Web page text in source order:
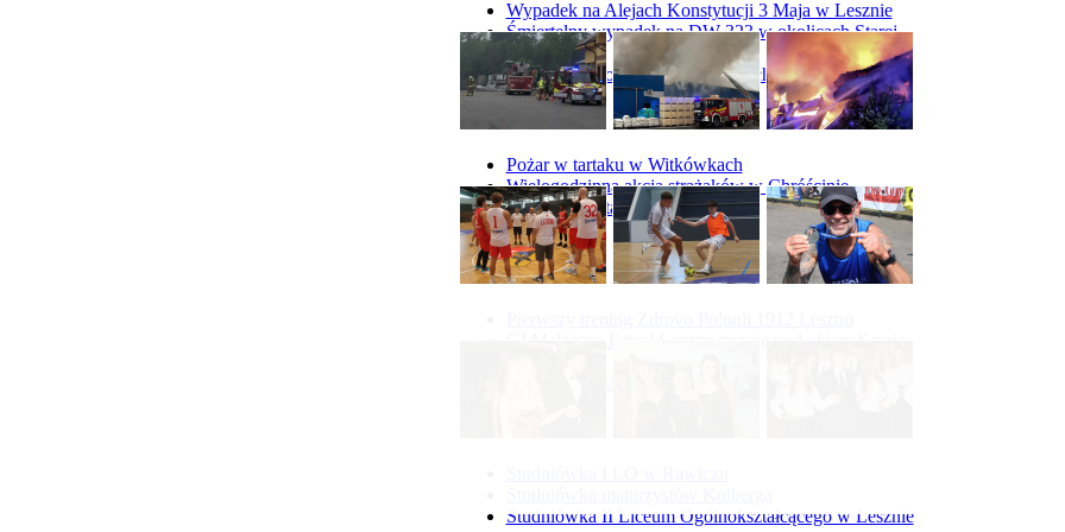
Wypadek na Alejach Konstytucji 3 Maja w Lesznie
Śmiertelny wypadek na DW 323 w okolicach Starej
Góry
Wypadek na obwodnicy Święciechowy
Pożar w tartaku w Witkówkach
Wielogodzinna akcja strażaków w Chróścinie
Pożar hali tartaku w Racocie
Studniówka II Liceum Ogólnokształcącego w Lesznie